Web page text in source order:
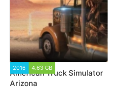
2016 4.63 GB
American Truck Simulator
Arizona